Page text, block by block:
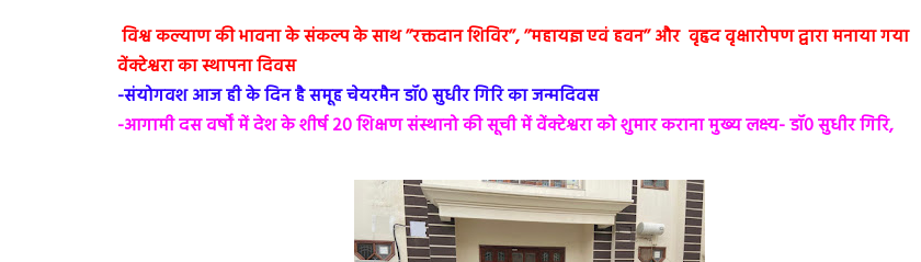
विश्व कल्याण की भावना के संकल्प के साथ ’’रक्तदान शिविर’’, ’’महायज्ञ एवं हवन’’ और वृहृद वृक्षारोपण द्वारा मनाया गया
वेंक्टेश्वरा का स्थापना दिवस
-संयोगवश आज ही के दिन है समूह चेयरमैन डॉ0 सुधीर गिरि का जन्मदिवस
-आगामी दस वर्षों में देश के शीर्ष 20 शिक्षण संस्थानो की सूची में वेंक्टेश्वरा को शुमार कराना मुख्य लक्ष्य- डॉ0 सुधीर गिरि,